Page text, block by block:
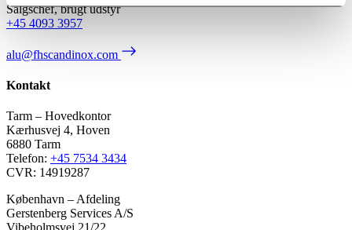
Salgschef, brugt udstyr
+45 4093 3957
alu@fhscandinox.com
Kontakt
Tarm – Hovedkontor
Kærhusvej 4, Hoven
6880 Tarm
Telefon: +45 7534 3434
CVR: 14919287
København – Afdeling
Gerstenberg Services A/S